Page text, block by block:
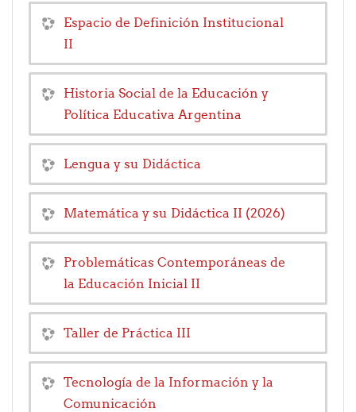
Espacio de Definición Institucional
II
Historia Social de la Educación y
Política Educativa Argentina
Lengua y su Didáctica
Matemática y su Didáctica II (2026)
Problemáticas Contemporáneas de
la Educación Inicial II
Taller de Práctica III
Tecnología de la Información y la
Comunicación